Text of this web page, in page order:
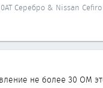
Серебро & Nissan Cefiro
не более 30 ОМ